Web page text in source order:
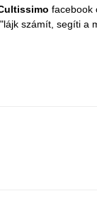
facebook
számít, segíti a